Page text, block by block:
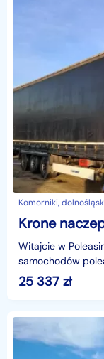
Komorniki,
Witajcie w
samochodów
KRONE SD
25 337 zł